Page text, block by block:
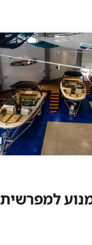
למפרשית